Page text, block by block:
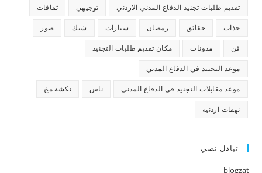
تقديم طلبات تجنيد الدفاع المدني الاردني توجيهي ثقافات
جذاب حقائق رمضان سيارات شيك صور
فن مدونات مكان تقديم طلبات التجنيد
موعد التجنيد في الدفاع المدني
موعد مقابلات التجنيد في الدفاع المدني ناس نكشة مخ
نهفات اردنيه
تبادل نصي
blogzat